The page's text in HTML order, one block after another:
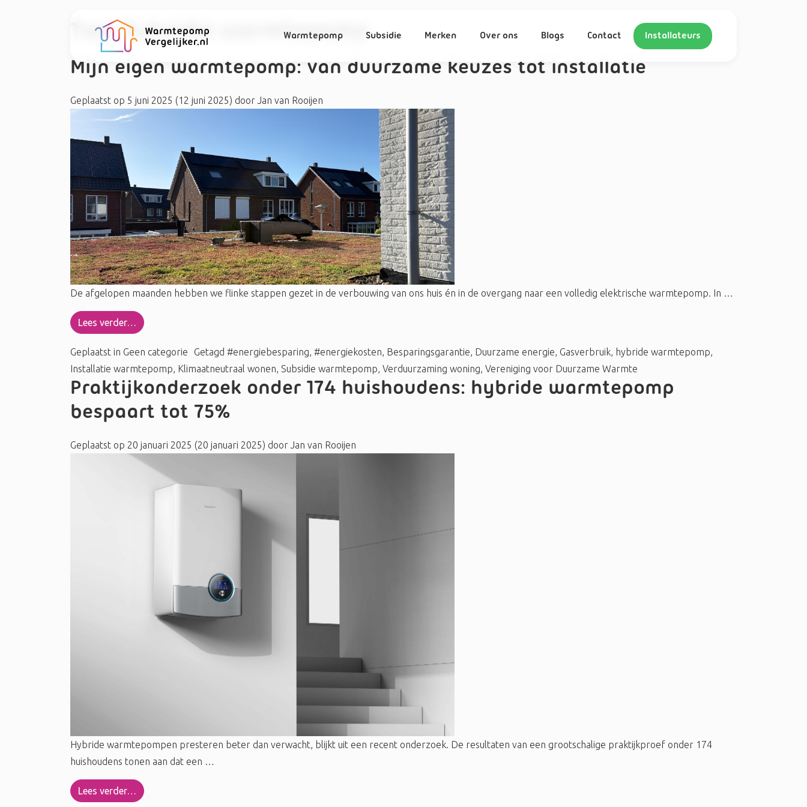
Warmtepomp Subsidie Merken Over ons Blogs Contact Installateurs
Tag:Subsidie warmtepomp
Mijn eigen warmtepomp: van duurzame keuzes tot installatie
Geplaatst op 5 juni 2025 (12 juni 2025) door Jan van Rooijen
De afgelopen maanden hebben we flinke stappen gezet in de verbouwing van ons huis én in de overgang naar een volledig elektrische warmtepomp. In …
Lees verder…
Geplaatst in Geen categorie Getagd #energiebesparing, #energiekosten, Besparingsgarantie, Duurzame energie, Gasverbruik, hybride warmtepomp,
Installatie warmtepomp, Klimaatneutraal wonen, Subsidie warmtepomp, Verduurzaming woning, Vereniging voor Duurzame Warmte
Praktijkonderzoek onder 174 huishoudens: hybride warmtepomp
bespaart tot 75%
Geplaatst op 20 januari 2025 (20 januari 2025) door Jan van Rooijen
Hybride warmtepompen presteren beter dan verwacht, blijkt uit een recent onderzoek. De resultaten van een grootschalige praktijkproef onder 174
huishoudens tonen aan dat een …
Lees verder…